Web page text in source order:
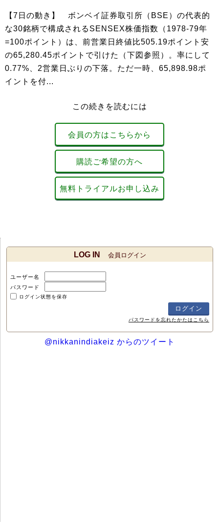
【7日の動き】 ボンベイ証券取引所（BSE）の代表的
な30銘柄で構成されるSENSEX株価指数（1978-79年
=100ポイント）は、前営業日終値比505.19ポイント安
の65,280.45ポイントで引けた（下図参照）。率にして
0.77%、2営業日ぶりの下落。ただ一時、65,898.98ポ
イントを付...
この続きを読むには
会員の方はこちらから
購読ご希望の方へ
無料トライアルお申し込み
LOG IN 会員ログイン
ユーザー名
パスワード
ログイン状態を保存
パスワードを忘れたかたはこちら
@nikkanindiakeiz からのツイート